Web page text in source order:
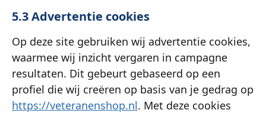
5.3 Advertentie cookies
Op deze site gebruiken wij advertentie cookies,
waarmee wij inzicht vergaren in campagne
resultaten. Dit gebeurt gebaseerd op een
profiel die wij creëren op basis van je gedrag op
https://veteranenshop.nl. Met deze cookies